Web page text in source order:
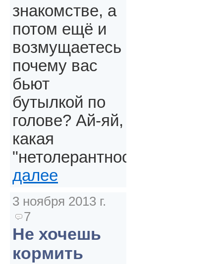
знакомстве, а
потом ещё и
возмущаетесь
почему вас
бьют
бутылкой по
голове? Ай-яй,
какая
"нетолерантность".
далее
3 ноября 2013 г.
7
Не хочешь
кормить